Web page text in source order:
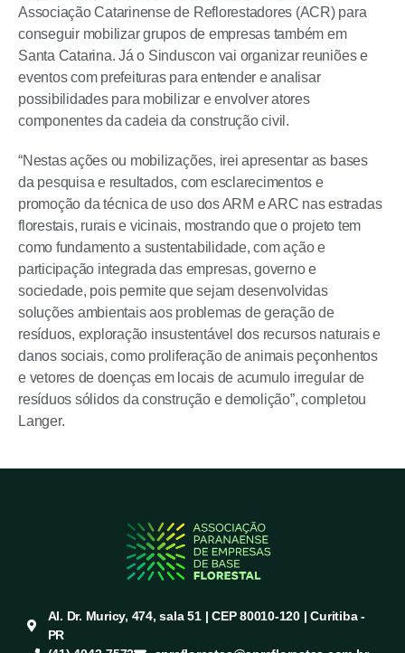
Associação Catarinense de Reflorestadores (ACR) para
conseguir mobilizar grupos de empresas também em
Santa Catarina. Já o Sinduscon vai organizar reuniões e
eventos com prefeituras para entender e analisar
possibilidades para mobilizar e envolver atores
componentes da cadeia da construção civil.
“Nestas ações ou mobilizações, irei apresentar as bases
da pesquisa e resultados, com esclarecimentos e
promoção da técnica de uso dos ARM e ARC nas estradas
florestais, rurais e vicinais, mostrando que o projeto tem
como fundamento a sustentabilidade, com ação e
participação integrada das empresas, governo e
sociedade, pois permite que sejam desenvolvidas
soluções ambientais aos problemas de geração de
resíduos, exploração insustentável dos recursos naturais e
danos sociais, como proliferação de animais peçonhentos
e vetores de doenças em locais de acumulo irregular de
resíduos sólidos da construção e demolição”, completou
Langer.
Al. Dr. Muricy, 474, sala 51 | CEP 80010-120 | Curitiba -
PR